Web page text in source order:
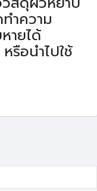
ำความ
ายได้
รือนำไปใช้